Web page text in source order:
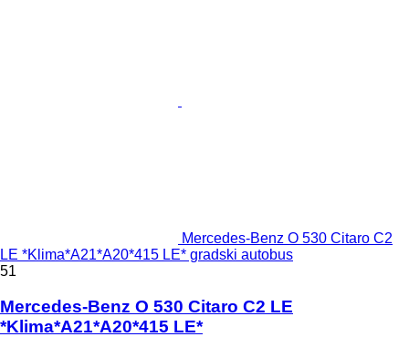
Mercedes-Benz O 530 Citaro C2
LE *Klima*A21*A20*415 LE* gradski autobus
51
Mercedes-Benz O 530 Citaro C2 LE
*Klima*A21*A20*415 LE*